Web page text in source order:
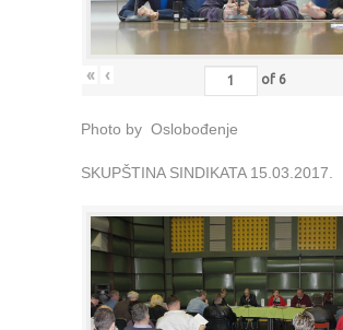
« ‹ of 6
Photo by Oslobođenje
SKUPŠTINA SINDIKATA 15.03.2017.